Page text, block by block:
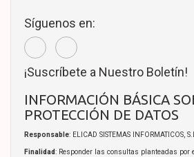
Síguenos en:
¡Suscríbete a Nuestro Boletín!
INFORMACIÓN BÁSICA
PROTECCIÓN DE DATOS
Responsable: ELICAD SISTEMAS INFORMATICOS,
Finalidad: Responder las consultas planteadas por